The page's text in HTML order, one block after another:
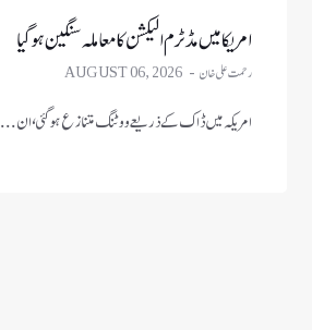
امریکا میں مڈٹرم الیکشن کا معاملہ سنگین ہو گیا
رحمت علی خان AUGUST 06, 2026
امریکہ میں ڈاک کے ذریعے ووٹنگ متنازع ہو گئی، ان ...